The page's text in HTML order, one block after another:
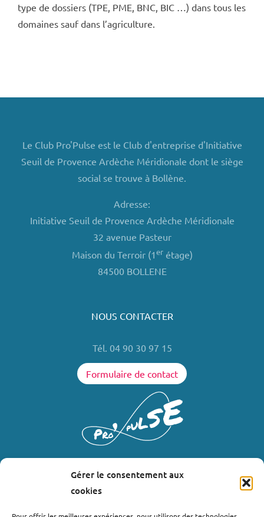
Gérer le consentement aux
cookies
type de dossiers (TPE, PME, BNC, BIC …) dans tous les
domaines sauf dans l’agriculture.
Le Club Pro'Pulse est le Club d'entreprise d'Initiative
Seuil de Provence Ardèche Méridionale dont le siège
social se trouve à Bollène.
Adresse:
Initiative Seuil de Provence Ardèche Méridionale
32 avenue Pasteur
Maison du Terroir (1erétage)
84500 BOLLENE
NOUS CONTACTER
Tél. 04 90 30 97 15
Formulaire de contact
LIENS UTILES
Où nous trouver ?